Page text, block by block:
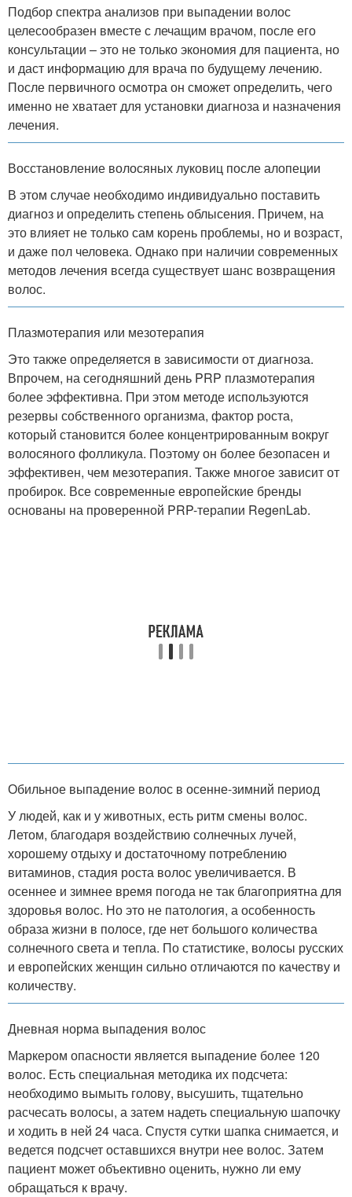
Подбор спектра анализов при выпадении волос
целесообразен вместе с лечащим врачом, после его
консультации – это не только экономия для пациента, но
и даст информацию для врача по будущему лечению.
После первичного осмотра он сможет определить, чего
именно не хватает для установки диагноза и назначения
лечения.
Восстановление волосяных луковиц после алопеции
В этом случае необходимо индивидуально поставить
диагноз и определить степень облысения. Причем, на
это влияет не только сам корень проблемы, но и возраст,
и даже пол человека. Однако при наличии современных
методов лечения всегда существует шанс возвращения
волос.
Плазмотерапия или мезотерапия
Это также определяется в зависимости от диагноза.
Впрочем, на сегодняшний день PRP плазмотерапия
более эффективна. При этом методе используются
резервы собственного организма, фактор роста,
который становится более концентрированным вокруг
волосяного фолликула. Поэтому он более безопасен и
эффективен, чем мезотерапия. Также многое зависит от
пробирок. Все современные европейские бренды
основаны на проверенной PRP-терапии RegenLab.
Обильное выпадение волос в осенне-зимний период
У людей, как и у животных, есть ритм смены волос.
Летом, благодаря воздействию солнечных лучей,
хорошему отдыху и достаточному потреблению
витаминов, стадия роста волос увеличивается. В
осеннее и зимнее время погода не так благоприятна для
здоровья волос. Но это не патология, а особенность
образа жизни в полосе, где нет большого количества
солнечного света и тепла. По статистике, волосы русских
и европейских женщин сильно отличаются по качеству и
количеству.
Дневная норма выпадения волос
Маркером опасности является выпадение более 120
волос. Есть специальная методика их подсчета:
необходимо вымыть голову, высушить, тщательно
расчесать волосы, а затем надеть специальную шапочку
и ходить в ней 24 часа. Спустя сутки шапка снимается, и
ведется подсчет оставшихся внутри нее волос. Затем
пациент может объективно оценить, нужно ли ему
обращаться к врачу.